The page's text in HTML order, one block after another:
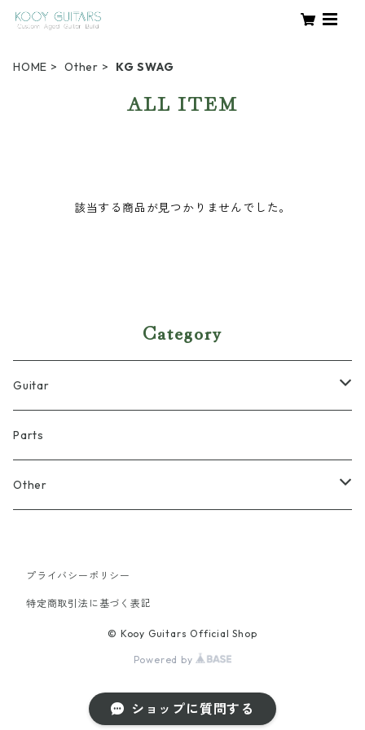
HOME Other KG SWAG
ALL ITEM
該当する商品が見つかりませんでした。
Category
Guitar
JM BLK1
Parts
Other
プライバシーポリシー
特定商取引法に基づく表記
© Kooy Guitars Official Shop
Powered by
ショップに質問する